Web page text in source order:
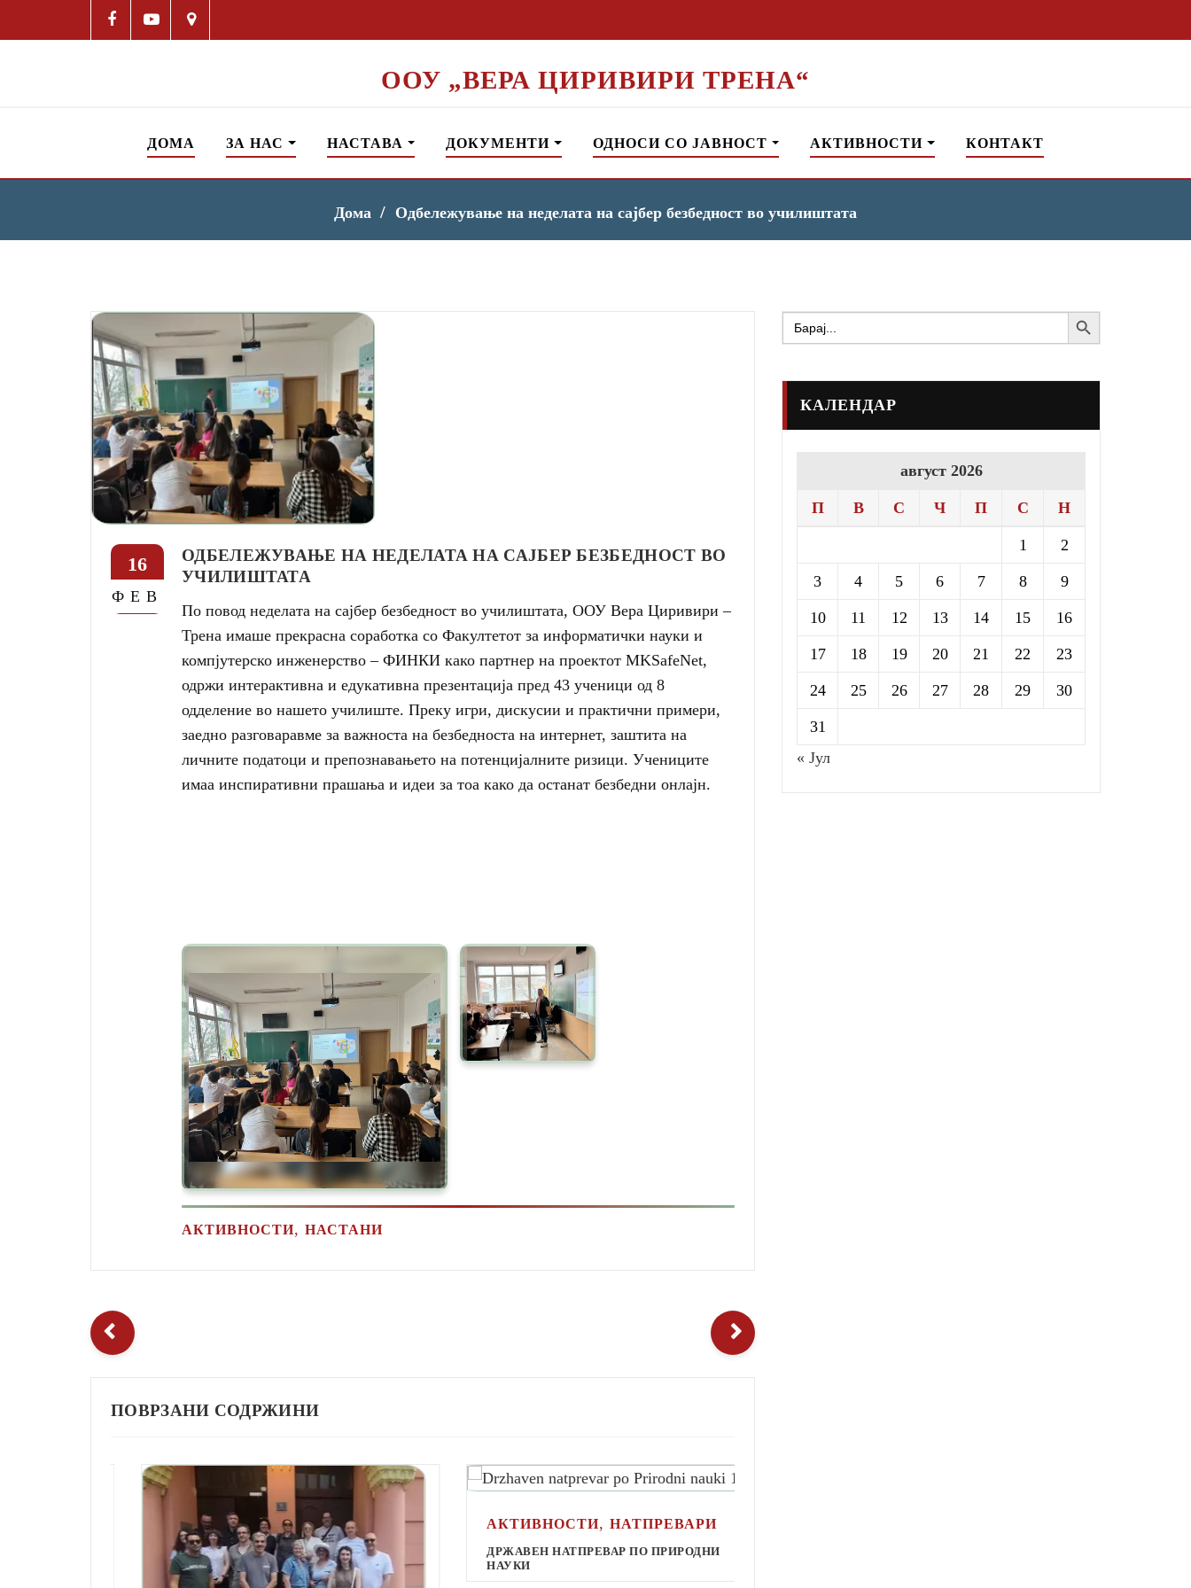
ООУ „ВЕРА ЦИРИВИРИ ТРЕНА“
ДОМА ЗА НАС НАСТАВА ДОКУМЕНТИ ОДНОСИ СО ЈАВНОСТ АКТИВНОСТИ КОНТАКТ
Дома Одбележување на неделата на сајбер безбедност во училиштата
16
ФЕВ
ОДБЕЛЕЖУВАЊЕ НА НЕДЕЛАТА НА САЈБЕР БЕЗБЕДНОСТ ВО
УЧИЛИШТАТА
По повод неделата на сајбер безбедност во училиштата, ООУ Вера Циривири –
Трена имаше прекрасна соработка со Факултетот за информатички науки и
компјутерско инженерство – ФИНКИ како партнер на проектот MKSafeNet,
одржи интерактивна и едукативна презентација пред 43 ученици од 8
одделение во нашето училиште. Преку игри, дискусии и практични примери,
заедно разговаравме за важноста на безбедноста на интернет, заштита на
личните податоци и препознавањето на потенцијалните ризици. Учениците
имаа инспиративни прашања и идеи за тоа како да останат безбедни онлајн.
АКТИВНОСТИ, НАСТАНИ
ПОВРЗАНИ СОДРЖИНИ
АКТИВНОСТИ,НАТПРЕВАРИ
ДРЖАВЕН НАТПРЕВАР ПО ПРИРОДНИ
НАУКИ
Search
for:
Search Button
КАЛЕНДАР
август 2026
П В С Ч П С Н
1 2
3 4 5 6 7 8 9
10 11 12 13 14 15 16
17 18 19 20 21 22 23
24 25 26 27 28 29 30
31
« Јул